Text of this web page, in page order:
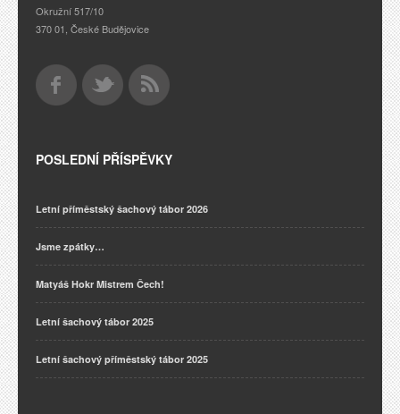
Okružní 517/10
370 01, České Budějovice
POSLEDNÍ PŘÍSPĚVKY
Letní příměstský šachový tábor 2026
Jsme zpátky…
Matyáš Hokr Mistrem Čech!
Letní šachový tábor 2025
Letní šachový příměstský tábor 2025